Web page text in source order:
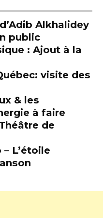
Alkhalidey
public
: Ajout à la
visite des
& les
à faire
de
L’étoile